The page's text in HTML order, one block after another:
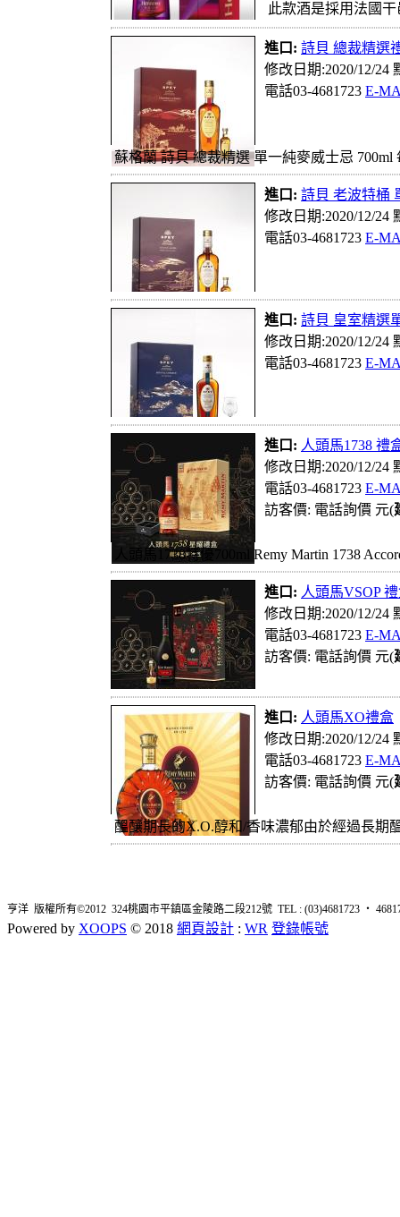
此款酒是採用法國
進口: 詩貝 總裁精選
修改日期:2020/12/24
電話03-4681723 E-
蘇格蘭 詩貝 總裁精選 單一純麥威士忌
進口: 詩貝 老波特桶
修改日期:2020/12/24
電話03-4681723 E-
進口: 詩貝 皇室精選
修改日期:2020/12/24
電話03-4681723 E-
進口: 人頭馬1738 禮
修改日期:2020/12/24
電話03-4681723 E-
訪客價: 電話詢價 元(
人頭馬1738特優700ml Remy Martin 1738
進口: 人頭馬VSOP
修改日期:2020/12/24
電話03-4681723 E-
訪客價: 電話詢價 元(
進口: 人頭馬XO禮盒
修改日期:2020/12/24
電話03-4681723 E-
訪客價: 電話詢價 元(
醞釀期長的X.O.醇和/香味濃郁由於經過長
亨洋 版權所有©2012 324桃園市平鎮區金陵路二段212號 TEL : (03)4681723 ‧
Powered by XOOPS © 2018 網頁設計 : WR 登錄帳號